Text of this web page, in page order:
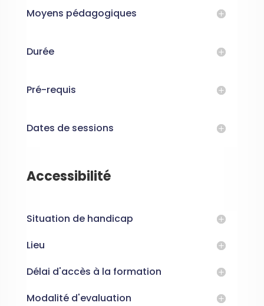
Moyens pédagogiques
Durée
Pré-requis
Dates de sessions
Accessibilité
Situation de handicap
Lieu
Délai d'accès à la formation
Modalité d'evaluation